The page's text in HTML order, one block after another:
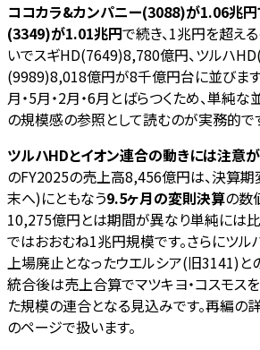
ココカラ&カンパニー(3088)が1.06兆
(3349)が1.01兆円で続き、1兆円を超え
いでスギHD(7649)8,780億円、ツルハ
(9989)8,018億円が8千億円台に並びま
月・5月・2月・6月とばらつくため、単純
の規模感の参照として読むのが実務的で
ツルハHDとイオン連合の動きには注意
のFY2025の売上高8,456億円は、決算
末へ)にともなう9.5ヶ月の変則決算の数
10,275億円とは期間が異なり単純には
ではおおむね1兆円規模です。さらにツル
上場廃止となったウエルシア(旧3141)と
統合後は売上合算でマツキヨ・コスモス
た規模の連合となる見込みです。再編の
のページで扱います。